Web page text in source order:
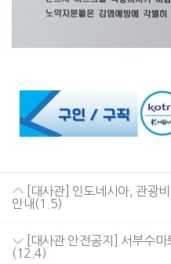
[대사관] 인도네시아, 관광
안내(1.5)
[대사관 안전공지] 서부수
(12.4)